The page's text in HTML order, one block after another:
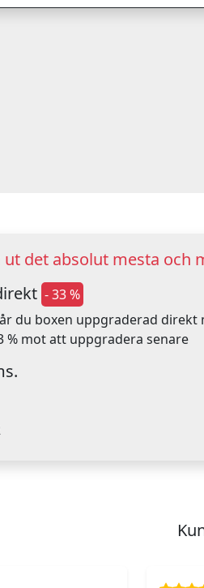
ut det absolut mesta och
- 33 %
du boxen uppgraderad direkt
% mot att uppgradera senare